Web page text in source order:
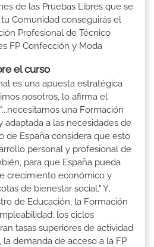
de las Pruebas Libres que se
Comunidad conseguirás el
Profesional de Técnico
FP Confección y Moda
el curso
es una apuesta estratégica
nosotros, lo afirma el
una Formación
adaptada a las necesidades de
de España considera que esto
personal y profesional de
para que España pueda
crecimiento económico y
de bienestar social." Y,
de Educación, la Formación
los ciclos
tasas superiores de actividad
demanda de acceso a la FP